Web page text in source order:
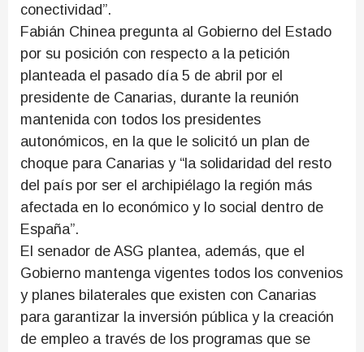
conectividad”.
Fabián Chinea pregunta al Gobierno del Estado
por su posición con respecto a la petición
planteada el pasado día 5 de abril por el
presidente de Canarias, durante la reunión
mantenida con todos los presidentes
autonómicos, en la que le solicitó un plan de
choque para Canarias y “la solidaridad del resto
del país por ser el archipiélago la región más
afectada en lo económico y lo social dentro de
España”.
El senador de ASG plantea, además, que el
Gobierno mantenga vigentes todos los convenios
y planes bilaterales que existen con Canarias
para garantizar la inversión pública y la creación
de empleo a través de los programas que se